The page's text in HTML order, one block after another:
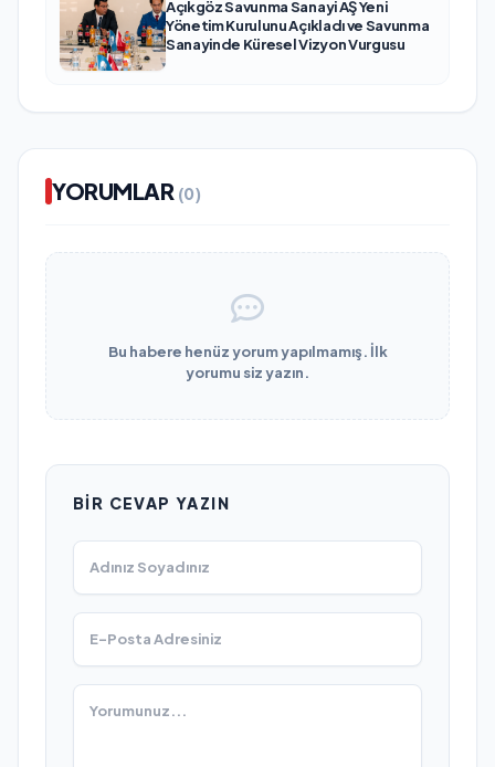
Açıkgöz Savunma Sanayi AŞ Yeni
Yönetim Kurulunu Açıkladı ve Savunma
Sanayinde Küresel Vizyon Vurgusu
YORUMLAR (0)
Bu habere henüz yorum yapılmamış. İlk
yorumu siz yazın.
BIR CEVAP YAZIN